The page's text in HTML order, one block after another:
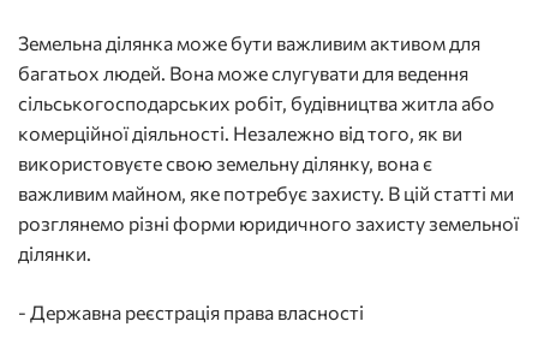
Земельна ділянка може бути важливим активом для
багатьох людей. Вона може слугувати для ведення
сільськогосподарських робіт, будівництва житла або
комерційної діяльності. Незалежно від того, як ви
використовуєте свою земельну ділянку, вона є
важливим майном, яке потребує захисту. В цій статті ми
розглянемо різні форми юридичного захисту земельної
ділянки.
- Державна реєстрація права власності